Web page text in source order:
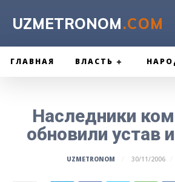
UZMETRONOM.COM
ГЛАВНАЯ ВЛАСТЬ
Наследники
обновили устав
UZMETRONOM 30/11/2006